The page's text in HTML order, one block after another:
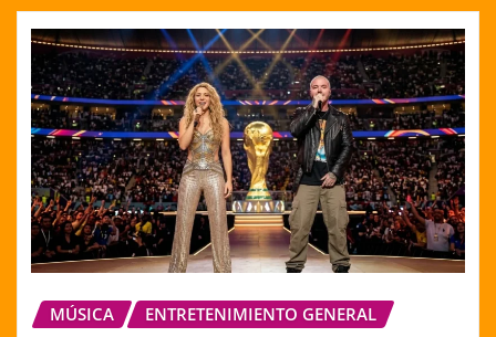
MÚSICA ENTRETENIMIENTO GENERAL